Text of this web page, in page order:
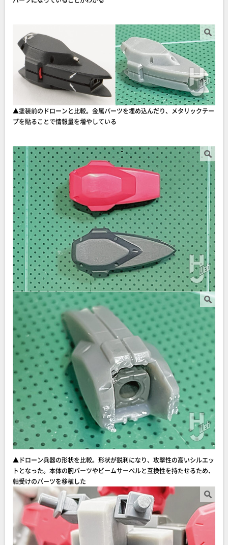
▲塗装前のドローンと比較。金属パーツを埋め込んだり、メタリックテー
プを貼ることで情報量を増やしている
▲ドローン兵器の形状を比較。形状が鋭利になり、攻撃性の高いシルエッ
トとなった。本体の腕パーツやビームサーベルと互換性を持たせるため、
軸受けのパーツを移植した